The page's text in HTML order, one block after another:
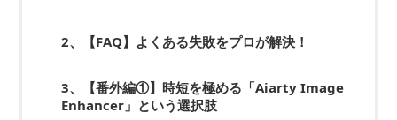
2、【FAQ】よくある失敗をプロが解決！
3、【番外編①】時短を極める「Aiarty Image
Enhancer」という選択肢